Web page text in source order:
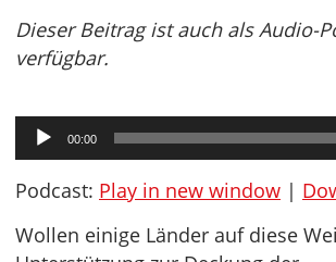
Dieser Beitrag ist auch als Audio-
verfügbar.
Audio-
Player
00:00
Podcast: Play in new window |
Wollen einige Länder auf diese